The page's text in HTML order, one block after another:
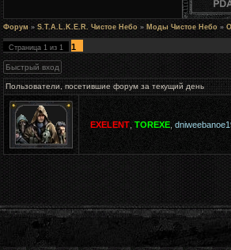
Форум » S.T.A.L.K.E.R. Чистое Небо » Моды Чистое Небо »
Страница 1 из 1
1
Пользователи, посетившие форум за текущий день
EXELENT ,TOREXE